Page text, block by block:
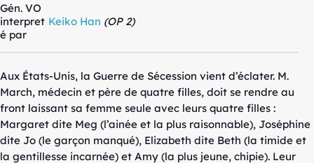
Gén. VO
interpret
é par
Keiko Han (OP 2)
Aux États-Unis, la Guerre de Sécession vient d’éclater. M.
March, médecin et père de quatre filles, doit se rendre au
front laissant sa femme seule avec leurs quatre filles :
Margaret dite Meg (l’ainée et la plus raisonnable), Joséphine
dite Jo (le garçon manqué), Elizabeth dite Beth (la timide et
la gentillesse incarnée) et Amy (la plus jeune, chipie). Leur